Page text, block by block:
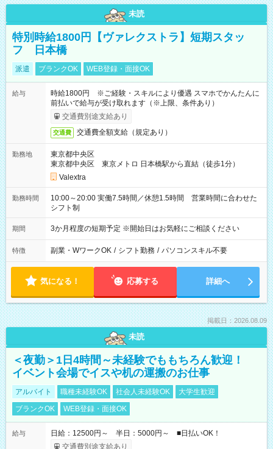
未読
特別時給1800円【ヴァレクストラ】短期スタッ
フ 日本橋
派遣 ブランクOK WEB登録・面接OK
給与
時給1800円 ※ご経験・スキルにより優遇 スマホでかんたんに
前払いで給与が受け取れます（※上限、条件あり）
交通費別途支給あり
交通費 交通費全額支給（規定あり）
勤務地
東京都中央区
東京都中央区 東京メトロ 日本橋駅から直結（徒歩1分）
Valextra
勤務時間
10:00～20:00 実働7.5時間／休憩1.5時間 営業時間に合わせた
シフト制
期間 3か月程度の短期予定 ※開始日はお気軽にご相談ください
特徴 副業・WワークOK / シフト勤務 / パソコンスキル不要
気になる！ 応募する 詳細へ
掲載日：2026.08.09
未読
＜夜勤＞1日4時間～未経験でももちろん歓迎！
イベント会場でイスや机の運搬のお仕事
アルバイト 職種未経験OK 社会人未経験OK
大学生歓迎
ブランクOK
WEB登録・面接OK
給与
日給：12500円～ 半日：5000円～ ■日払いOK！
交通費別途支給あり